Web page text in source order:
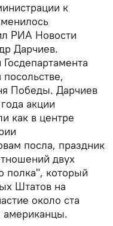
к
РИА Новости
Дарчиев.
Победы. Дарчиев
акции
как в центре
посла, праздник
двух
полка", который
Штатов на
около ста
американцы.